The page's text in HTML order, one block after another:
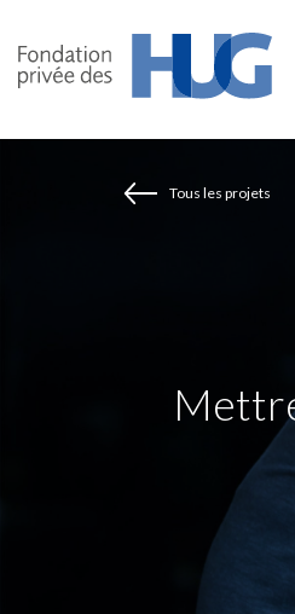
au
contenu
Tous les projets